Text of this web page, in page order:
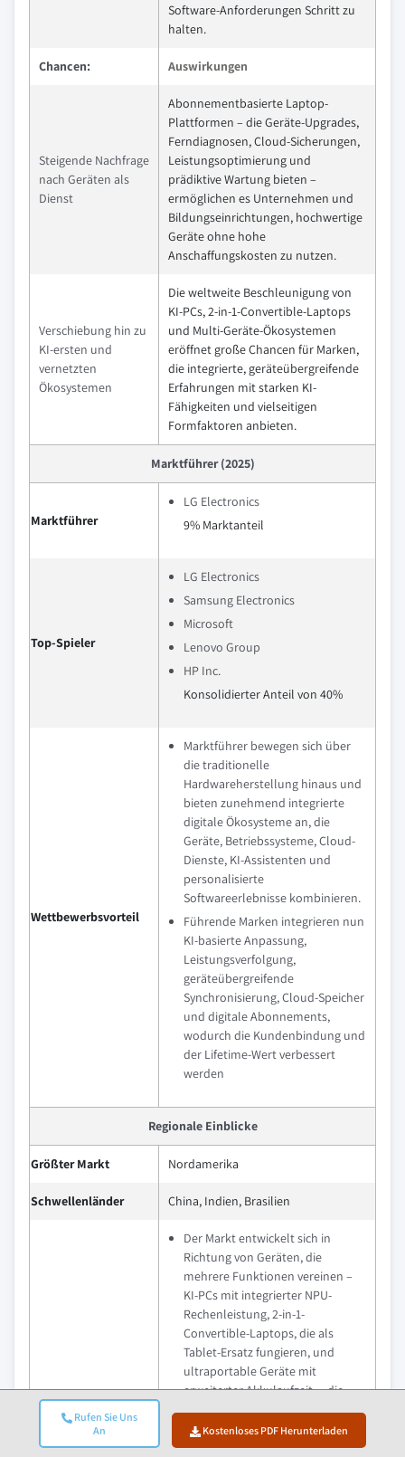
Rufen Sie Uns
An
Kostenloses PDF Herunterladen
Software-Anforderungen Schritt zu
halten.
Chancen: Auswirkungen
Steigende Nachfrage
nach Geräten als
Dienst
Abonnementbasierte Laptop-
Plattformen – die Geräte-Upgrades,
Ferndiagnosen, Cloud-Sicherungen,
Leistungsoptimierung und
prädiktive Wartung bieten –
ermöglichen es Unternehmen und
Bildungseinrichtungen, hochwertige
Geräte ohne hohe
Anschaffungskosten zu nutzen.
Verschiebung hin zu
KI-ersten und
vernetzten
Ökosystemen
Die weltweite Beschleunigung von
KI-PCs, 2-in-1-Convertible-Laptops
und Multi-Geräte-Ökosystemen
eröffnet große Chancen für Marken,
die integrierte, geräteübergreifende
Erfahrungen mit starken KI-
Fähigkeiten und vielseitigen
Formfaktoren anbieten.
Marktführer (2025)
Marktführer
LG Electronics
9% Marktanteil
Top-Spieler
LG Electronics
Samsung Electronics
Microsoft
Lenovo Group
HP Inc.
Konsolidierter Anteil von 40%
Wettbewerbsvorteil
Marktführer bewegen sich über
die traditionelle
Hardwareherstellung hinaus und
bieten zunehmend integrierte
digitale Ökosysteme an, die
Geräte, Betriebssysteme, Cloud-
Dienste, KI-Assistenten und
personalisierte
Softwareerlebnisse kombinieren.
Führende Marken integrieren nun
KI-basierte Anpassung,
Leistungsverfolgung,
geräteübergreifende
Synchronisierung, Cloud-Speicher
und digitale Abonnements,
wodurch die Kundenbindung und
der Lifetime-Wert verbessert
werden
Regionale Einblicke
Größter Markt Nordamerika
Schwellenländer China, Indien, Brasilien
Ausblick
Der Markt entwickelt sich in
Richtung von Geräten, die
mehrere Funktionen vereinen –
KI-PCs mit integrierter NPU-
Rechenleistung, 2-in-1-
Convertible-Laptops, die als
Tablet-Ersatz fungieren, und
ultraportable Geräte mit
erweiterter Akkulaufzeit –, die
höhere Effizienz,
Raumoptimierung und
verbessertes Benutzererlebnis